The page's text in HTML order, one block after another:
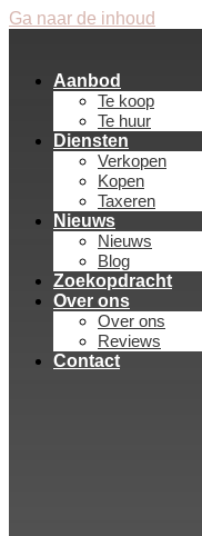
Ga naar de inhoud
Aanbod
Te koop
Te huur
Diensten
Verkopen
Kopen
Taxeren
Nieuws
Nieuws
Blog
Zoekopdracht
Over ons
Over ons
Reviews
Contact